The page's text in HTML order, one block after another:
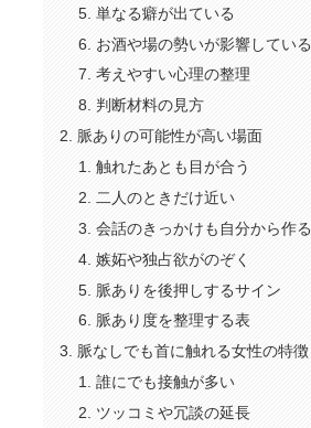
単なる癖が出ている
お酒や場の勢いが影響している
考えやすい心理の整理
判断材料の見方
脈ありの可能性が高い場面
触れたあとも目が合う
二人のときだけ近い
会話のきっかけも自分から作る
嫉妬や独占欲がのぞく
脈ありを後押しするサイン
脈あり度を整理する表
脈なしでも首に触れる女性の特徴
誰にでも接触が多い
ツッコミや冗談の延長